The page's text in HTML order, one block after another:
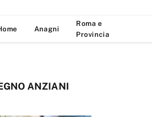
Anagni
Roma e
Provincia
ANZIANI